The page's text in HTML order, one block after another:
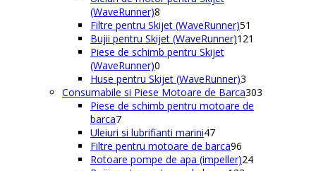
produse
(WaveRunner)8
produse
Filtre pentru Skijet (WaveRunner)51
de
Bujii pentru Skijet (WaveRunner)121
Piese de schimb pentru Skijet
(WaveRunner)0
produse
Huse pentru Skijet (WaveRunner)3
produse
Consumabile si Piese Motoare de Barca303
Piese de schimb pentru motoare de
barca77
produse
Uleiuri si lubrifianti marini4747
de
produse
Filtre pentru motoare de barca96
de
Rotoare pompe de apa (impeller)2424